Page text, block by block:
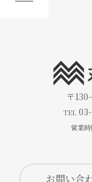
〒
TEL03-
営業
お問い合